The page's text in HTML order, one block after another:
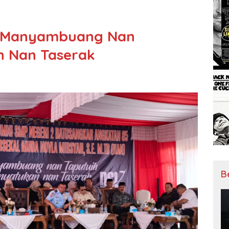
Nan
Nan Taserak